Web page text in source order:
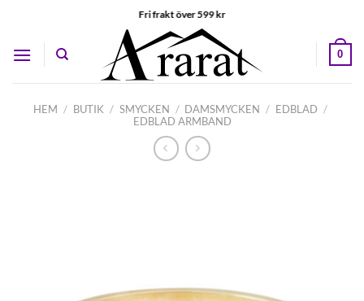
content
Fri frakt över 599 kr
0
HEM / BUTIK / SMYCKEN / DAMSMYCKEN / EDBLAD /
EDBLAD ARMBAND